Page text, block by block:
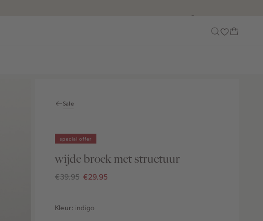
Sale
special offer
wijde broek met structuur
€39.95 €29.95
Kleur: indigo